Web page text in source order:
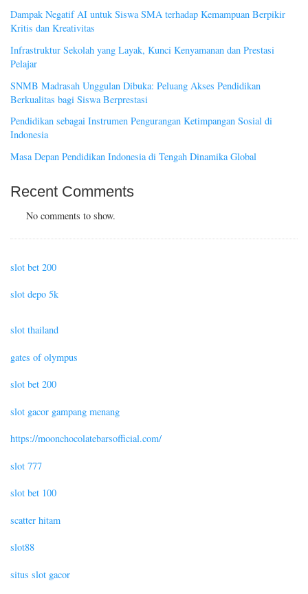
Dampak Negatif AI untuk Siswa SMA terhadap Kemampuan Berpikir
Kritis dan Kreativitas
Infrastruktur Sekolah yang Layak, Kunci Kenyamanan dan Prestasi
Pelajar
SNMB Madrasah Unggulan Dibuka: Peluang Akses Pendidikan
Berkualitas bagi Siswa Berprestasi
Pendidikan sebagai Instrumen Pengurangan Ketimpangan Sosial di
Indonesia
Masa Depan Pendidikan Indonesia di Tengah Dinamika Global
Recent Comments
No comments to show.
slot bet 200
slot depo 5k
slot thailand
gates of olympus
slot bet 200
slot gacor gampang menang
https://moonchocolatebarsofficial.com/
slot 777
slot bet 100
scatter hitam
slot88
situs slot gacor